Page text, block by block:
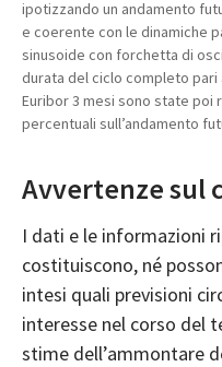
ipotizzando un andamento
e coerente con le dinamiche
sinusoide con forchetta di
durata del ciclo completo pari
Euribor 3 mesi sono state
percentuali sull’andamento
Avvertenze sul
I dati e le informazioni
costituiscono, né
intesi quali previsioni
interesse nel corso del
stime dell’ammontare